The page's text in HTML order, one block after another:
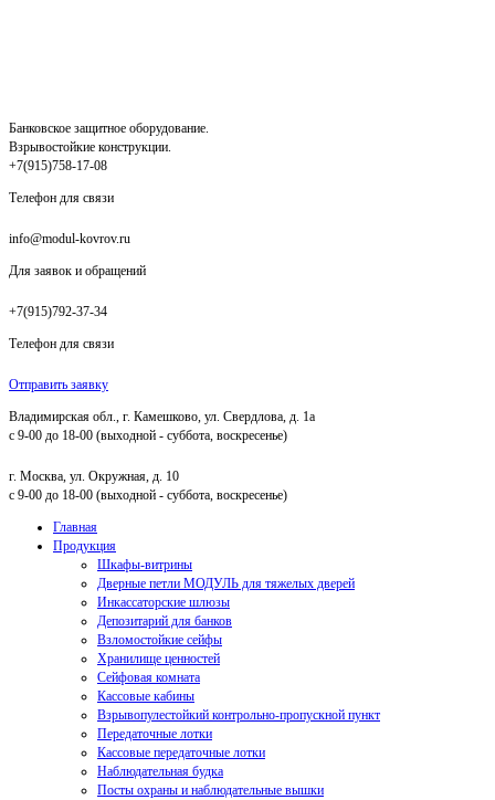
Банковское защитное оборудование.
Взрывостойкие конструкции.
+7(915)758-17-08
Телефон для связи
info@modul-kovrov.ru
Для заявок и обращений
+7(915)792-37-34
Телефон для связи
Отправить заявку
Владимирская обл., г. Камешково, ул. Свердлова, д. 1а
с 9-00 до 18-00 (выходной - суббота, воскресенье)
г. Москва, ул. Окружная, д. 10
с 9-00 до 18-00 (выходной - суббота, воскресенье)
Главная
Продукция
Шкафы-витрины
Дверные петли МОДУЛЬ для тяжелых дверей
Инкассаторские шлюзы
Депозитарий для банков
Взломостойкие сейфы
Хранилище ценностей
Сейфовая комната
Кассовые кабины
Взрывопулестойкий контрольно-пропускной пункт
Передаточные лотки
Кассовые передаточные лотки
Наблюдательная будка
Посты охраны и наблюдательные вышки